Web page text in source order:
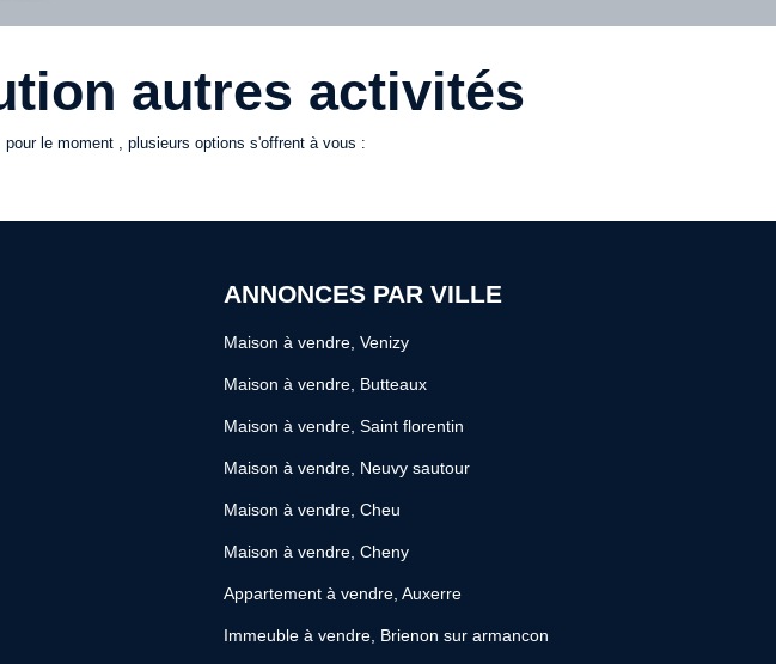
autres activités
le moment , plusieurs options s'offrent à vous :
ANNONCES PAR VILLE
Maison à vendre, Venizy
Maison à vendre, Butteaux
Maison à vendre, Saint florentin
Maison à vendre, Neuvy sautour
Maison à vendre, Cheu
Maison à vendre, Cheny
Appartement à vendre, Auxerre
Immeuble à vendre, Brienon sur armancon